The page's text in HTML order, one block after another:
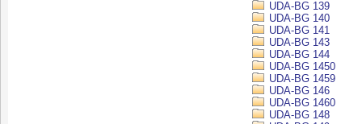
UDA-BG 139
UDA-BG 140
UDA-BG 141
UDA-BG 143
UDA-BG 144
UDA-BG 1450
UDA-BG 1459
UDA-BG 146
UDA-BG 1460
UDA-BG 148